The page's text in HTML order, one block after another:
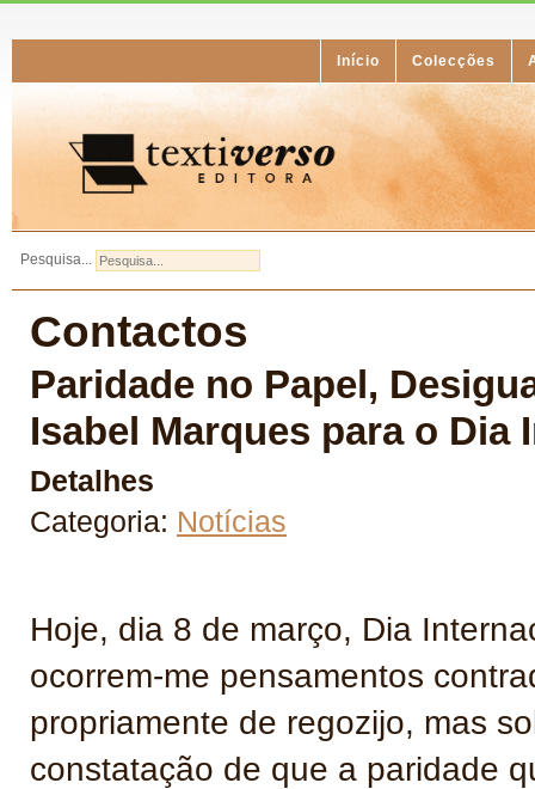
Início Colecções
Pesquisa...
Contactos
Paridade no Papel,
Isabel Marques para o Dia
Detalhes
Categoria: Notícias
Hoje, dia 8 de março, Dia
ocorrem-me pensamentos
propriamente de regozijo, mas
constatação de que a paridade